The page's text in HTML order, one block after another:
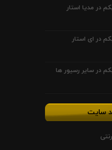
مدیا استار
در ای استار
در سایر رسیور ها
سایت